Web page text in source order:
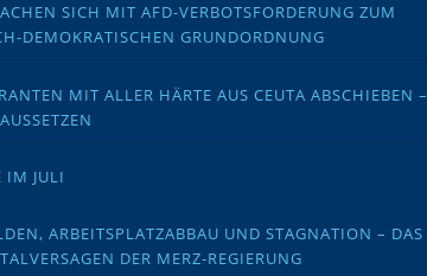
SICH MIT AFD-VERBOTSFORDERUNG ZUM
DEMOKRATISCHEN GRUNDORDNUNG
MIT ALLER HÄRTE AUS CEUTA ABSCHIEBEN –
IM JULI
ARBEITSPLATZABBAU UND STAGNATION – DAS
DER MERZ-REGIERUNG